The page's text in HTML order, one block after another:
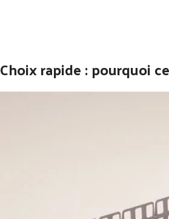
Choix rapide : pourquoi